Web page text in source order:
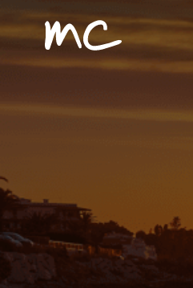
MC Alojamientos